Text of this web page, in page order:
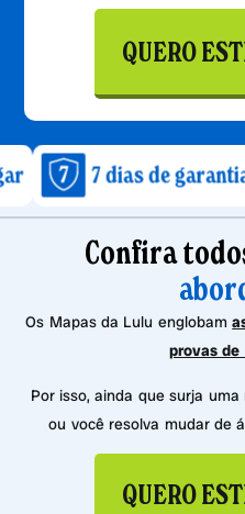
QUERO
dias de garantia após a
Confira
Os Mapas da Lulu englobam
provas de
Por isso, ainda que surja
ou você resolva mudar de
QUERO